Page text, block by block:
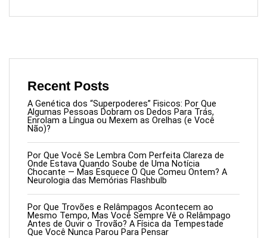
Recent Posts
A Genética dos “Superpoderes” Fisicos: Por Que
Algumas Pessoas Dobram os Dedos Para Trás,
Enrolam a Língua ou Mexem as Orelhas (e Você
Não)?
Por Que Você Se Lembra Com Perfeita Clareza de
Onde Estava Quando Soube de Uma Notícia
Chocante — Mas Esquece O Que Comeu Ontem? A
Neurologia das Memórias Flashbulb
Por Que Trovões e Relâmpagos Acontecem ao
Mesmo Tempo, Mas Você Sempre Vê o Relâmpago
Antes de Ouvir o Trovão? A Física da Tempestade
Que Você Nunca Parou Para Pensar